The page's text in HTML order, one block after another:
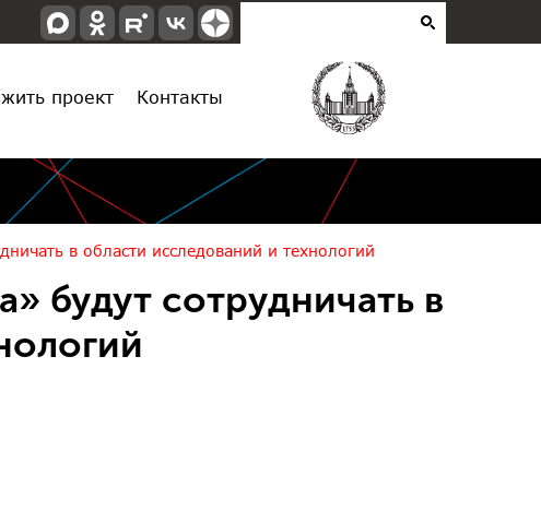
проект Контакты
в области исследований и технологий
будут сотрудничать в